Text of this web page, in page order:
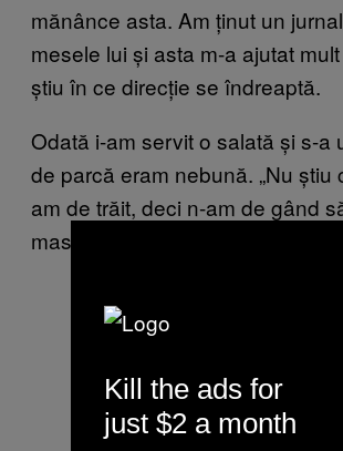
mănânce asta. Am ținut un
mesele lui și asta m-a ajutat
știu în ce direcție se îndreaptă.
Odată i-am servit o salată și s-a
de parcă eram nebună. „Nu știu
am de trăit, deci n-am de gând
masă mâncând salată”, a glumit.
Kill the ads for
just $2 a month